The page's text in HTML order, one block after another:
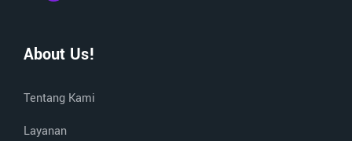
About Us!
Tentang Kami
Layanan